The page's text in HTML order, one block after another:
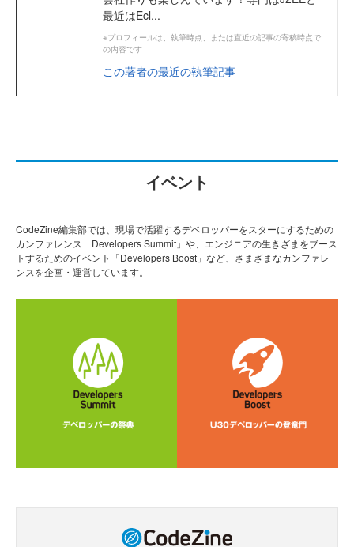
最近はEcl...
※プロフィールは、執筆時点、または直近の記事の寄稿時点で
の内容です
この著者の最近の執筆記事
イベント
CodeZine編集部では、現場で活躍するデベロッパーをスターにするための
カンファレンス「Developers Summit」や、エンジニアの生きざまをブース
トするためのイベント「Developers Boost」など、さまざまなカンファレ
ンスを企画・運営しています。